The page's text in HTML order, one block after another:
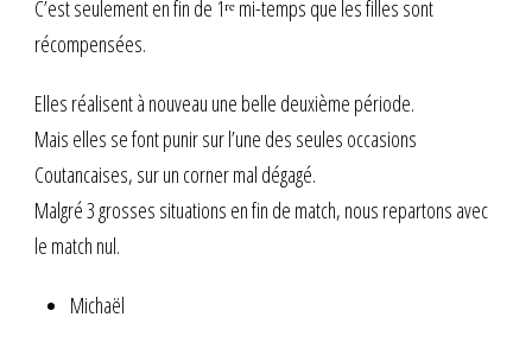
C’est seulement en fin de 1ʳᵉ mi-temps que les filles sont
récompensées.
Elles réalisent à nouveau une belle deuxième période.
Mais elles se font punir sur l’une des seules occasions
Coutancaises, sur un corner mal dégagé.
Malgré 3 grosses situations en fin de match, nous repartons avec
le match nul.
Michaël